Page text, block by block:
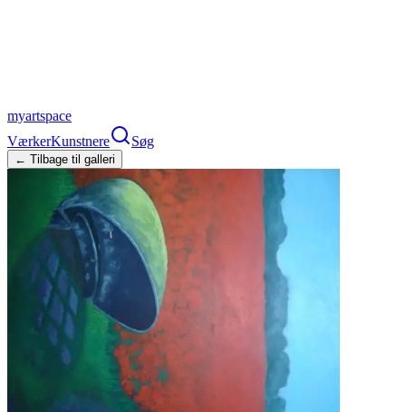
myartspace
VærkerKunstnere Søg
← Tilbage til galleri